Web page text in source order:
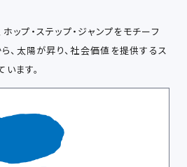
ップ・ステップ・ジャンプをモチーフ
、太陽が昇り、社会価値を提供するス
ます。